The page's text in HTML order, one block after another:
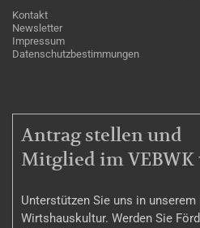
Kontakt
Newsletter
Impressum
Datenschutzbestimmungen
MITGLIEDSCHAFT
Antrag stellen und
Mitglied im VEBWK
Unterstützen Sie uns in
Wirtshauskultur. Werden Sie